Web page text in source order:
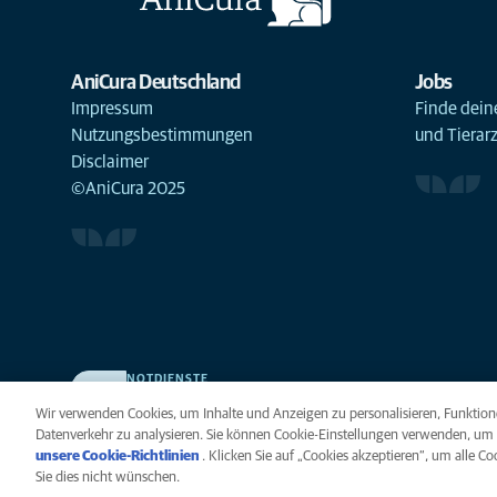
AniCura Deutschland
Impressum
Nutzungsbestimmungen
Disclaimer
©AniCura 2025
Jobs
Finde
und
NOTDIENSTE
Weil Ihr Tier die beste Versorgung verdient.
Datenschutz
Wir verwenden Cookies, um Inhalte und Anzeigen zu personalisieren,
Datenverkehr zu analysieren. Sie können Cookie-Einstellungen verwenden,
unsere Cookie-Richtlinien (opens in a new tab)
. Klicken Sie auf „Cookies akzeptieren“, um alle
Sie dies nicht wünschen.